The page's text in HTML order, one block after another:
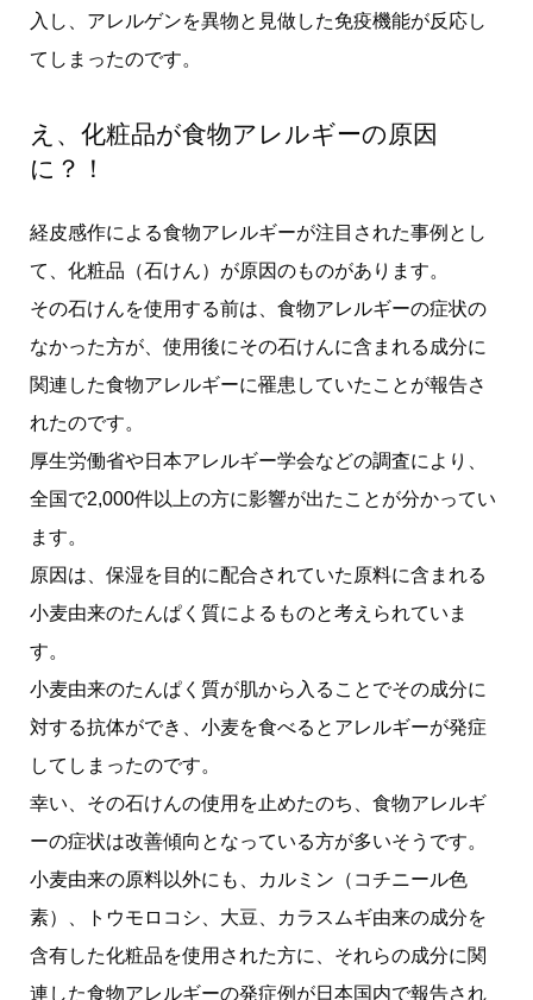
入し、アレルゲンを異物と見做した免疫機能が反応し
てしまったのです。
え、化粧品が食物アレルギーの原因
に？！
経皮感作による食物アレルギーが注目された事例とし
て、化粧品（石けん）が原因のものがあります。
その石けんを使用する前は、食物アレルギーの症状の
なかった方が、使用後にその石けんに含まれる成分に
関連した食物アレルギーに罹患していたことが報告さ
れたのです。
厚生労働省や日本アレルギー学会などの調査により、
全国で2,000件以上の方に影響が出たことが分かってい
ます。
原因は、保湿を目的に配合されていた原料に含まれる
小麦由来のたんぱく質によるものと考えられていま
す。
小麦由来のたんぱく質が肌から入ることでその成分に
対する抗体ができ、小麦を食べるとアレルギーが発症
してしまったのです。
幸い、その石けんの使用を止めたのち、食物アレルギ
ーの症状は改善傾向となっている方が多いそうです。
小麦由来の原料以外にも、カルミン（コチニール色
素）、トウモロコシ、大豆、カラスムギ由来の成分を
含有した化粧品を使用された方に、それらの成分に関
連した食物アレルギーの発症例が日本国内で報告され